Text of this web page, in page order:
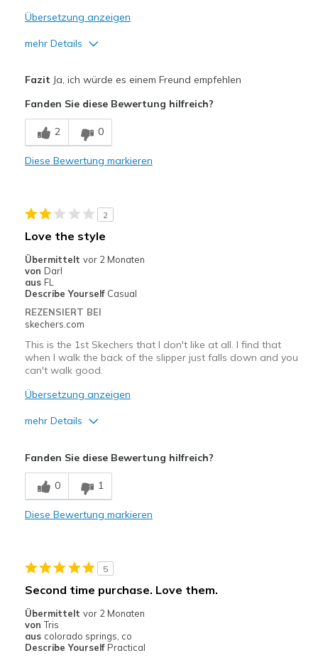
Übersetzung anzeigen
mehr Details
Stylish
Nachteile
No cons perfect
Casual Wear
Width
Sizing
View On Shoes
Shoes are for Wearing
Fazit Ja, ich würde es einem Freund empfehlen
Fanden Sie diese Bewertung hilfreich?
2 0
Diese Bewertung markieren
2
Love the style
Übermittelt vor 2 Monaten
von Darl
aus FL
Describe Yourself Casual
REZENSIERT BEI
skechers.com
This is the 1st Skechers that I don't like at all. I find that
when I walk the back of the slipper just falls down and you
can't walk good.
Übersetzung anzeigen
mehr Details
Sizing
Fanden Sie diese Bewertung hilfreich?
0 1
Diese Bewertung markieren
5
Second time purchase. Love them.
Übermittelt vor 2 Monaten
von Tris
aus colorado springs, co
Describe Yourself Practical